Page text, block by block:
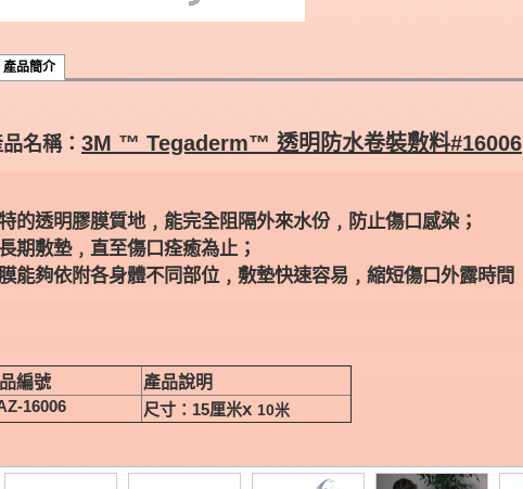
產品簡介
名稱： 3M ™ Tegaderm™ 透明防水卷裝敷料#16006
的透明膠膜質地﹐能完全阻隔外來水份﹐防止傷口感染；
期敷墊﹐直至傷口痊癒為止；
能夠依附各身體不同部位﹐敷墊快速容易﹐縮短傷口外露時間
編號
產品說明
16006
尺寸：15厘米x 10米